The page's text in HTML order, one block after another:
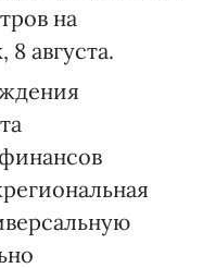
на
августа.